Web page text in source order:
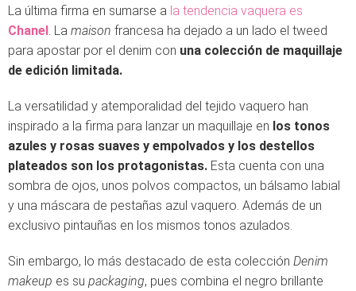
La última firma en sumarse a la tendencia vaquera es
Chanel. La maison francesa ha dejado a un lado el tweed
para apostar por el denim con una colección de maquillaje
de edición limitada.
La versatilidad y atemporalidad del tejido vaquero han
inspirado a la firma para lanzar un maquillaje en los tonos
azules y rosas suaves y empolvados y los destellos
plateados son los protagonistas. Esta cuenta con una
sombra de ojos, unos polvos compactos, un bálsamo labial
y una máscara de pestañas azul vaquero. Además de un
exclusivo pintauñas en los mismos tonos azulados.
Sin embargo, lo más destacado de esta colección Denim
makeup es su packaging, pues combina el negro brillante